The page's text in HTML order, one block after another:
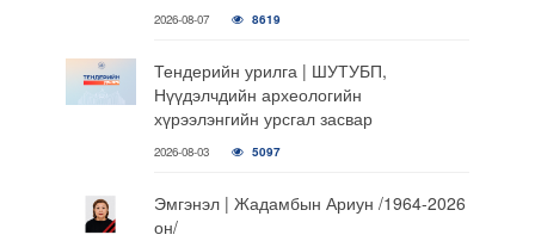
2026-08-07 8619
Тендерийн урилга | ШУТУБП,
Нүүдэлчдийн археологийн
хүрээлэнгийн урсгал засвар
2026-08-03 5097
Эмгэнэл | Жадамбын Ариун /1964-2026
он/